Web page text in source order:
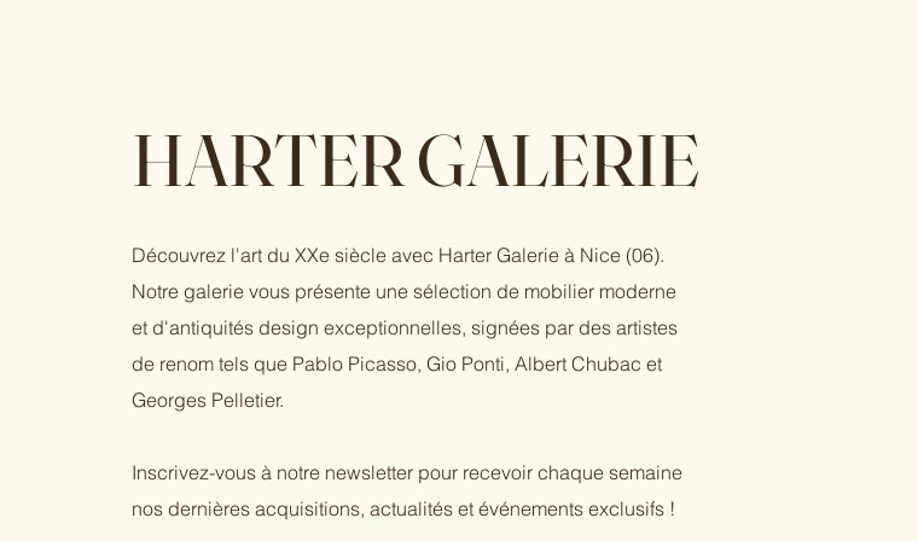
HARTER GALERIE
Découvrez l'art du XXe siècle avec Harter Galerie à Nice (06).
Notre galerie vous présente une sélection de mobilier moderne
et d'antiquités design exceptionnelles, signées par des artistes
de renom tels que Pablo Picasso, Gio Ponti, Albert Chubac et
Georges Pelletier.
Inscrivez-vous à notre newsletter pour recevoir chaque semaine
nos dernières acquisitions, actualités et événements exclusifs !